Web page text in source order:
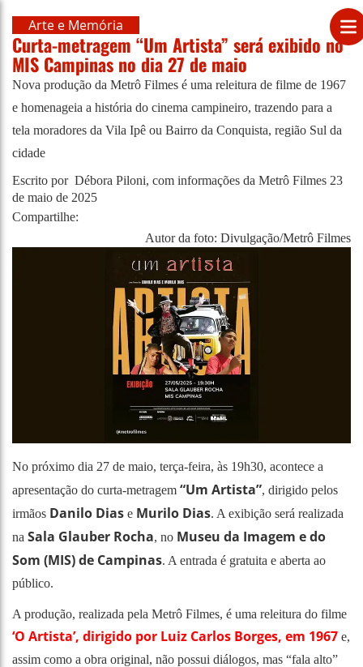
Arte e Memória
Curta-metragem “Um Artista” será exibido no
MIS Campinas no dia 27 de maio
Nova produção da Metrô Filmes é uma releitura de filme de 1967
e homenageia a história do cinema campineiro, trazendo para a
tela moradores da Vila Ipê ou Bairro da Conquista, região Sul da
cidade
Escrito por Débora Piloni, com informações da Metrô Filmes 23
de maio de 2025
Compartilhe:
Autor da foto: Divulgação/Metrô Filmes
No próximo dia 27 de maio, terça-feira, às 19h30, acontece a
apresentação do curta-metragem “Um Artista”, dirigido pelos
irmãos Danilo Dias e Murilo Dias. A exibição será realizada
na Sala Glauber Rocha, no Museu da Imagem e do
Som (MIS) de Campinas. A entrada é gratuita e aberta ao
público.
A produção, realizada pela Metrô Filmes, é uma releitura do filme
‘O Artista’, dirigido por Luiz Carlos Borges, em 1967 e,
assim como a obra original, não possui diálogos, mas “fala alto”